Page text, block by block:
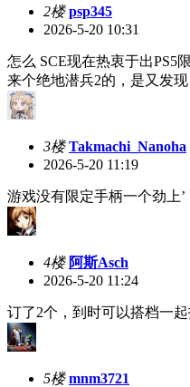
2楼 psp345
2026-5-20 10:31
怎么 SCE现在热衷于出PS5
来个绝地潜兵2的，是又发
3楼 Takmachi_Nanoha
2026-5-20 11:19
游戏没有限定手柄一个劲上’
4楼 阿斯Asch
2026-5-20 11:24
订了2个，到时可以搭档一起
5楼 mnm3721